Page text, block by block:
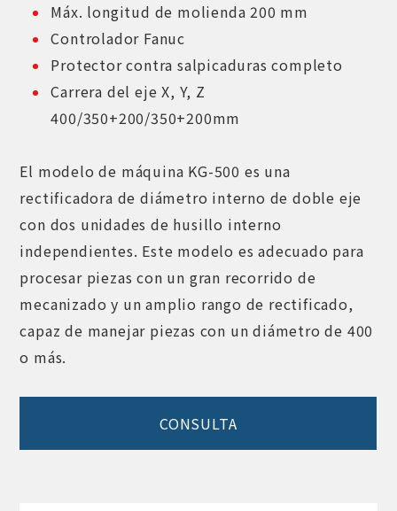
Máx. longitud de molienda 200 mm
Controlador Fanuc
Protector contra salpicaduras completo
Carrera del eje X, Y, Z
400/350+200/350+200mm
El modelo de máquina KG-500 es una
rectificadora de diámetro interno de doble eje
con dos unidades de husillo interno
independientes. Este modelo es adecuado para
procesar piezas con un gran recorrido de
mecanizado y un amplio rango de rectificado,
capaz de manejar piezas con un diámetro de 400
o más.
CONSULTA